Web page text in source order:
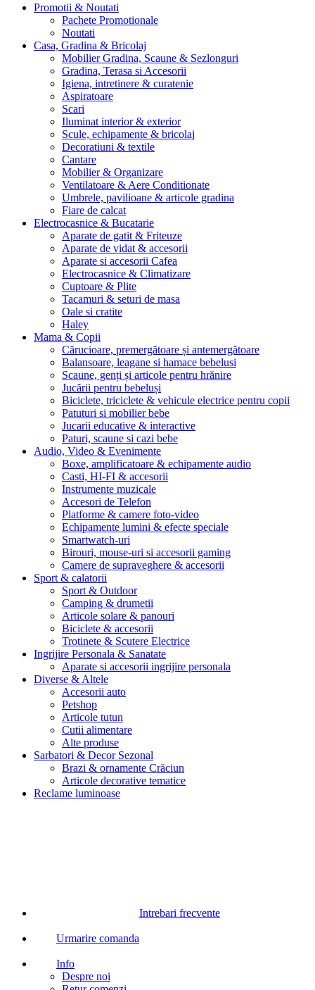
Promotii & Noutati
Pachete Promotionale
Noutati
Casa, Gradina & Bricolaj
Mobilier Gradina, Scaune & Sezlonguri
Gradina, Terasa si Accesorii
Igiena, intretinere & curatenie
Aspiratoare
Scari
Iluminat interior & exterior
Scule, echipamente & bricolaj
Decoratiuni & textile
Cantare
Mobilier & Organizare
Ventilatoare & Aere Conditionate
Umbrele, pavilioane & articole gradina
Fiare de calcat
Electrocasnice & Bucatarie
Aparate de gatit & Friteuze
Aparate de vidat & accesorii
Aparate si accesorii Cafea
Electrocasnice & Climatizare
Cuptoare & Plite
Tacamuri & seturi de masa
Oale si cratite
Haley
Mama & Copii
Cărucioare, premergătoare și antemergătoare
Balansoare, leagane si hamace bebelusi
Scaune, genți și articole pentru hrănire
Jucării pentru bebeluși
Biciclete, triciclete & vehicule electrice pentru copii
Patuturi si mobilier bebe
Jucarii educative & interactive
Paturi, scaune si cazi bebe
Audio, Video & Evenimente
Boxe, amplificatoare & echipamente audio
Casti, HI-FI & accesorii
Instrumente muzicale
Accesori de Telefon
Platforme & camere foto-video
Echipamente lumini & efecte speciale
Smartwatch-uri
Birouri, mouse-uri si accesorii gaming
Camere de supraveghere & accesorii
Sport & calatorii
Sport & Outdoor
Camping & drumetii
Articole solare & panouri
Biciclete & accesorii
Trotinete & Scutere Electrice
Ingrijire Personala & Sanatate
Aparate si accesorii ingrijire personala
Diverse & Altele
Accesorii auto
Petshop
Articole tutun
Cutii alimentare
Alte produse
Sarbatori & Decor Sezonal
Brazi & ornamente Crăciun
Articole decorative tematice
Reclame luminoase
Intrebari frecvente
Urmarire comanda
Info
Despre noi